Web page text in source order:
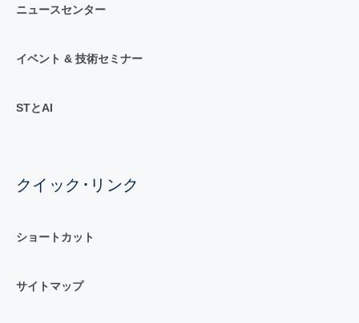
ニュースセンター
イベント & 技術セミナー
STとAI
クイック･リンク
ショートカット
サイトマップ